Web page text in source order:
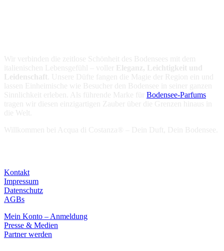
Bodensee-Parfums
Kontakt
Impressum
Datenschutz
AGBs
Mein Konto – Anmeldung
Presse & Medien
Partner werden